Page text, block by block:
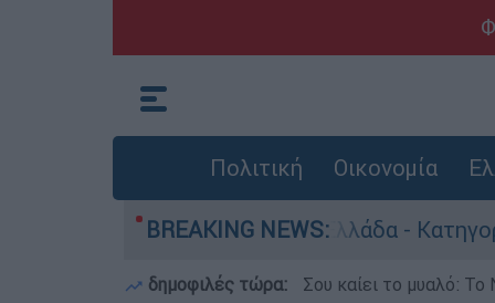
Πολιτική Οικονομία
BREAKING NEWS:
στην Ελλάδα - Κατηγορείται και
δημοφιλές τώρα: Σου καίει το μυαλό: